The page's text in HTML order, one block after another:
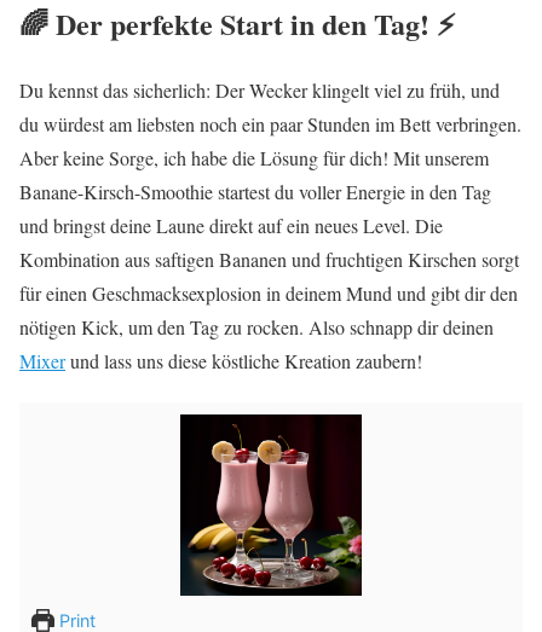
🌈 Der perfekte Start in den Tag! ⚡
Du kennst das sicherlich: Der Wecker klingelt viel zu früh, und
du würdest am liebsten noch ein paar Stunden im Bett verbringen.
Aber keine Sorge, ich habe die Lösung für dich! Mit unserem
Banane-Kirsch-Smoothie startest du voller Energie in den Tag
und bringst deine Laune direkt auf ein neues Level. Die
Kombination aus saftigen Bananen und fruchtigen Kirschen sorgt
für einen Geschmacksexplosion in deinem Mund und gibt dir den
nötigen Kick, um den Tag zu rocken. Also schnapp dir deinen
Mixerund lass uns diese köstliche Kreation zaubern!
Print